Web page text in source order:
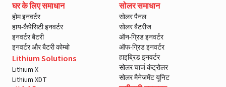
घर के लिए समाधान
होम इनवर्टर
हाय-कैपेसिटी इनवर्टर
इनवर्टर बैटरी
इनवर्टर और बैटरी कोम्बो
Lithium Solutions
Lithium X
Lithium XDT
सोलर समाधान
सोलर पैनल
सोलर बैटरीज
ऑन-ग्रिड इनवर्टर
ऑफ-ग्रिड इनवर्टर
हाइब्रिड इनवर्टर
सोलर चार्ज कंट्रोलर
सोलर मैनेजमेंट यूनिट